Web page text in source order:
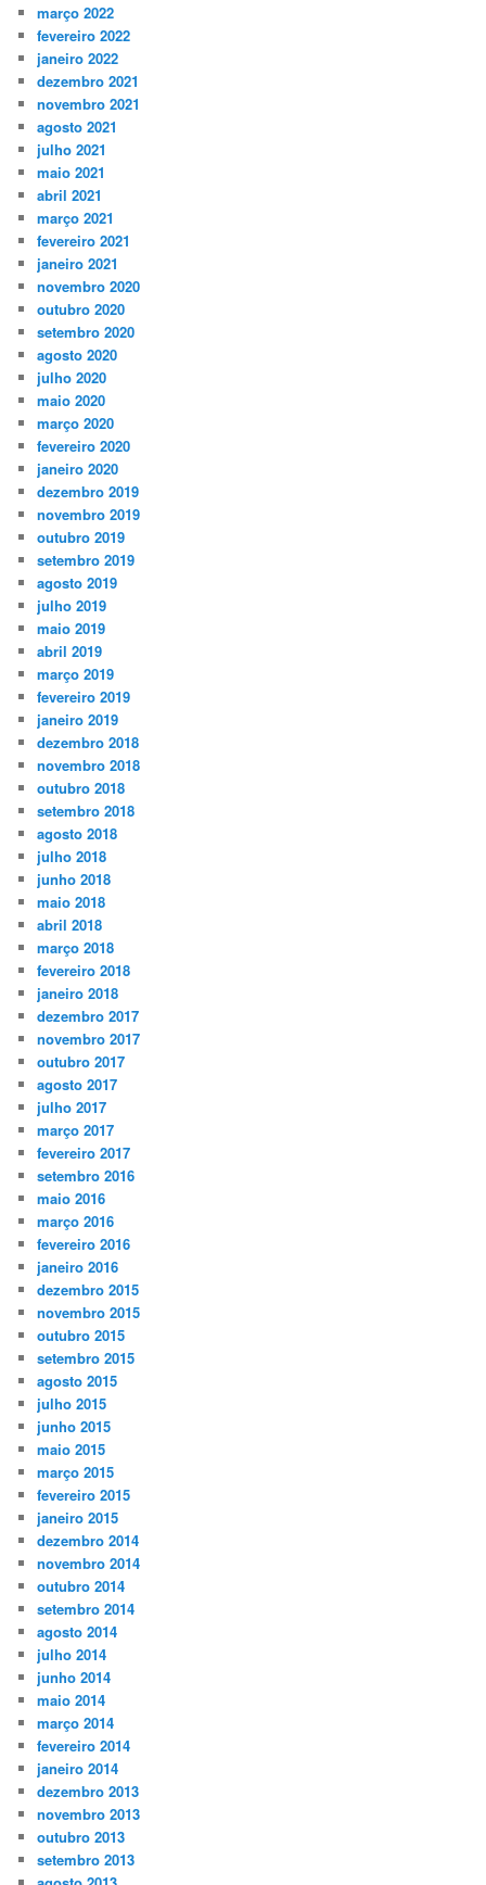
março 2022
fevereiro 2022
janeiro 2022
dezembro 2021
novembro 2021
agosto 2021
julho 2021
maio 2021
abril 2021
março 2021
fevereiro 2021
janeiro 2021
novembro 2020
outubro 2020
setembro 2020
agosto 2020
julho 2020
maio 2020
março 2020
fevereiro 2020
janeiro 2020
dezembro 2019
novembro 2019
outubro 2019
setembro 2019
agosto 2019
julho 2019
maio 2019
abril 2019
março 2019
fevereiro 2019
janeiro 2019
dezembro 2018
novembro 2018
outubro 2018
setembro 2018
agosto 2018
julho 2018
junho 2018
maio 2018
abril 2018
março 2018
fevereiro 2018
janeiro 2018
dezembro 2017
novembro 2017
outubro 2017
agosto 2017
julho 2017
março 2017
fevereiro 2017
setembro 2016
maio 2016
março 2016
fevereiro 2016
janeiro 2016
dezembro 2015
novembro 2015
outubro 2015
setembro 2015
agosto 2015
julho 2015
junho 2015
maio 2015
março 2015
fevereiro 2015
janeiro 2015
dezembro 2014
novembro 2014
outubro 2014
setembro 2014
agosto 2014
julho 2014
junho 2014
maio 2014
março 2014
fevereiro 2014
janeiro 2014
dezembro 2013
novembro 2013
outubro 2013
setembro 2013